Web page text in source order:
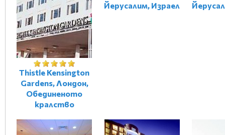
Thistle Kensington
Gardens, Лондон,
Обединеното
кралство
Йерусалим, Израел